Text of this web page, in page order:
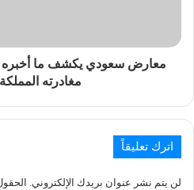
معارض سعودي يكشف ما أخبره
مغادرته
اترك تعليقاً
لن يتم نشر عنوان بريدك الإلكتروني.